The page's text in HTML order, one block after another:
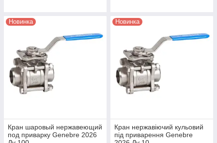
Новинка
Кран шаровый нержавеющий
под приварку Genebre 2026
Новинка
Кран нержавіючий кульовий
під приварення Genebre